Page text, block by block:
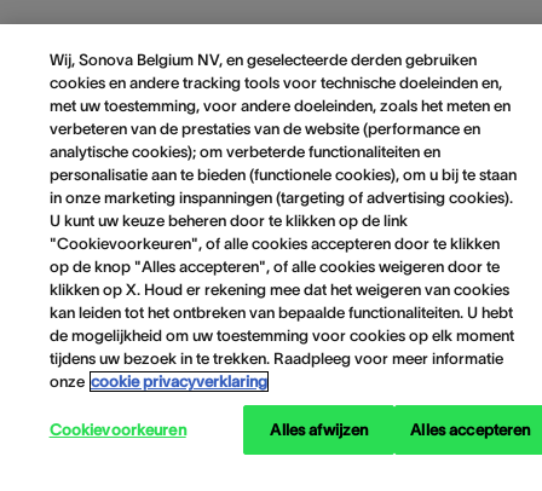
Wij, Sonova Belgium NV, en geselecteerde derden gebruiken
cookies en andere tracking tools voor technische doeleinden en,
met uw toestemming, voor andere doeleinden, zoals het meten en
verbeteren van de prestaties van de website (performance en
analytische cookies); om verbeterde functionaliteiten en
personalisatie aan te bieden (functionele cookies), om u bij te staan
in onze marketing inspanningen (targeting of advertising cookies).
U kunt uw keuze beheren door te klikken op de link
"Cookievoorkeuren", of alle cookies accepteren door te klikken
op de knop "Alles accepteren", of alle cookies weigeren door te
klikken op X. Houd er rekening mee dat het weigeren van cookies
kan leiden tot het ontbreken van bepaalde functionaliteiten. U hebt
de mogelijkheid om uw toestemming voor cookies op elk moment
tijdens uw bezoek in te trekken. Raadpleeg voor meer informatie
onze cookie privacyverklaring
Cookievoorkeuren Alles afwijzen Alles accepteren